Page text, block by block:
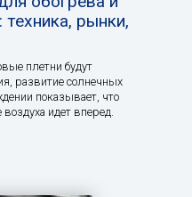
рынки,
плетни будут
развитие солнечных
показывает, что
идет вперед.